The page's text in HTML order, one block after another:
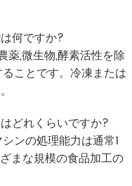
何ですか?
薬,微生物,酵素活性を除
ことです。冷凍または
どれくらいですか?
ンの処理能力は通常1
まな規模の食品加工の